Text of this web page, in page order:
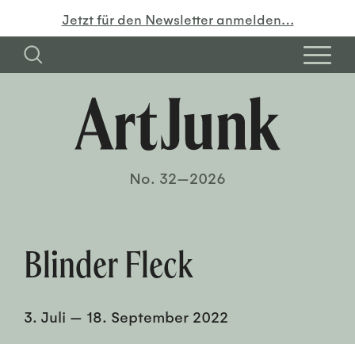
Jetzt für den Newsletter anmelden…
No. 32—2026
Blinder Fleck
3. Juli — 18. September 2022